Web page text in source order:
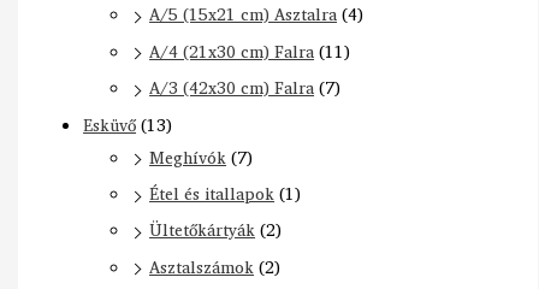
A/5 (15x21 cm) Asztalra(4)
A/4 (21x30 cm) Falra(11)
A/3 (42x30 cm) Falra(7)
Esküvő(13)
Meghívók(7)
Étel és itallapok(1)
Ültetőkártyák(2)
Asztalszámok(2)